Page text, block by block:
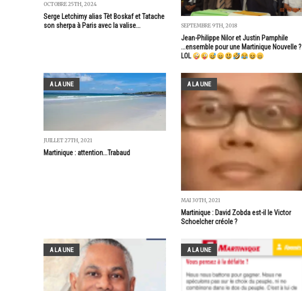
OCTOBRE 25TH, 2024
Serge Letchimy alias Tèt Boskaf et Tatache
son sherpa à Paris avec la valise...
SEPTEMBRE 9TH, 2018
Jean-Philippe Nilor et Justin Pamphile
...ensemble pour une Martinique Nouvelle ?
LOL
A LA UNE
JUILLET 27TH, 2021
Martinique : attention...Trabaud
A LA UNE
MAI 30TH, 2021
Martinique : David Zobda est-il le Victor
Schoelcher créole ?
A LA UNE A LA UNE